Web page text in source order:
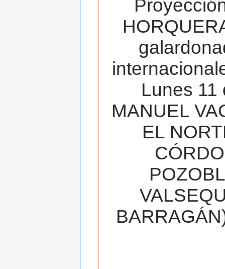
Lunes 11
MANUEL
EL